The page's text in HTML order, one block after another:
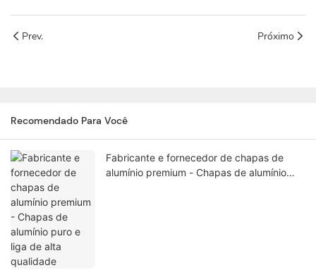
Prev. Próximo
Recomendado Para Você
Fabricante e fornecedor de chapas de
alumínio premium - Chapas de alumínio